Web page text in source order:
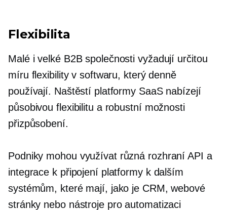
Flexibilita
Malé i velké B2B společnosti vyžadují určitou
míru flexibility v softwaru, který denně
používají. Naštěstí platformy SaaS nabízejí
působivou flexibilitu a robustní možnosti
přizpůsobení.
Podniky mohou využívat různá rozhraní API a
integrace k připojení platformy k dalším
systémům, které mají, jako je CRM, webové
stránky nebo nástroje pro automatizaci